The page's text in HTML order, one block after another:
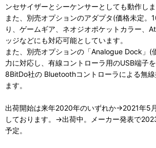
ンセサイザーとシーケンサーとしても動作しま
また、別売オプションのアダプタ(価格未定。
り、ゲームギア、ネオジオポケットカラー、
ッジなどにも対応可能としています。
また、別売オプションの「Analogue Dock」(
力に対応し、有線コントローラ用のUSB端子を
8BitDo社の Bluetoothコントローラによる無
ます。
出荷開始は来年2020年のいずれか→2021年5
しております。→出荷中。メーカー発表で
予定。